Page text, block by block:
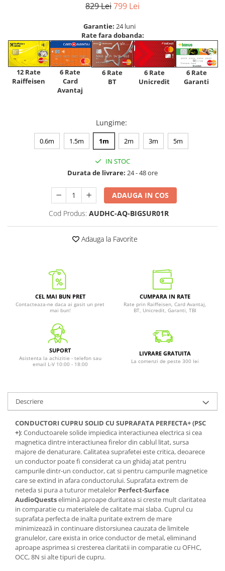
829 Lei799 Lei
Garantie: 24 luni
Rate fara dobanda:
12 Rate
Raiffeisen
6 Rate
Card
Avantaj
6 Rate
BT
6 Rate
Unicredit
6 Rate
Garanti
Lungime:
0.6m 1.5m 1m 2m 3m 5m
IN STOC
Durata de livrare: 24 - 48 ore
ADAUGA IN COS
Cod Produs: AUDHC-AQ-BIGSUR01R
Adauga la Favorite
CEL MAI BUN PRET
Contacteaza-ne daca ai gasit un pret
mai bun!
CUMPARA IN RATE
Rate prin Raiffeisen, Card Avantaj,
BT, Unicredit, Garanti, TBI
SUPORT
Asistenta la achizitie - telefon sau
email L-V 10:00 - 18:00
LIVRARE GRATUITA
La comenzi de peste 300 lei
Descriere
CONDUCTORI CUPRU SOLID CU SUPRAFATA PERFECTA+ (PSC
+): Conductoarele solide impiedica interactiunea electrica si cea
magnetica dintre interactiunea firelor din cablul litat, sursa
majore de denaturare. Calitatea suprafetei este critica, deoarece
un conductor poate fi considerat ca un ghidaj atat pentru
campurile dintr-un conductor, cat si pentru campurile magnetice
care se extind in afara conductorului. Suprafata extrem de
neteda si pura a tuturor metalelor Perfect-Surface
AudioQuestselimină aproape duritatea si creste mult claritatea
in comparatie cu materialele de calitate mai slaba. Cuprul cu
suprafata perfecta de inalta puritate extrem de mare
minimizează in continuare distorsiunea cauzata de limitele
granulelor, care exista in orice conductor de metal, eliminand
aproape asprimea si cresterea claritatii in comparatie cu OFHC,
OCC, 8N si alte tipuri de cupru.